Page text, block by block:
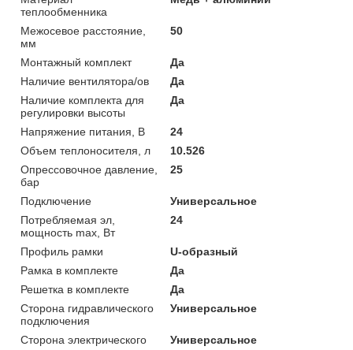
теплообменника
Межосевое расстояние,
мм
50
Монтажный комплект
Да
Наличие вентилятора/ов
Да
Наличие комплекта для
регулировки высоты
Да
Напряжение питания, В
24
Объем теплоносителя, л
10.526
Опрессовочное давление,
бар
25
Подключение
Универсальное
Потребляемая эл,
мощность max, Вт
24
Профиль рамки
U-образный
Рамка в комплекте
Да
Решетка в комплекте
Да
Сторона гидравлического
подключения
Универсальное
Сторона электрического
Универсальное